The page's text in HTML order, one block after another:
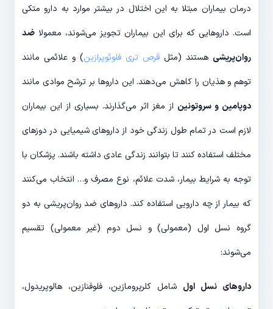
درمان بیماران مبتلا به این اختلال در بیشتر موارد به دارو متکی
است. داروهایی که برای این بیماران تجویز می‌شوند، معمولا ضد
روان‌پریشی هستند (مثل قرص تری فلوئوپرازین) و علائمی مانند
توهم و هذیان را کاهش می‌دهند. این داروها بر ترشح موادی مانند
دوپامین و سروتونین از مغز اثر می‌گذارند. بسیاری از این بیماران
لازم است در تمام طول زندگی خود از داروهای شیمیایی در دوزهای
مختلف استفاده کنند تا بتوانند زندگی عادی داشته باشند. پزشکان با
توجه به شرایط بیمار، شدت علائم، نوع مصرف و… انتخاب می‌کنند
که بیمار از چه دارویی استفاده کند. داروهای ضد روان‌پریشی به دو
گروه نسل اول (معمولی) و نسل دوم (غیر معمولی) تقسیم
می‌شوند:
داروهای نسل اول شامل کلرپرومازین، فلوفنازین، هالوپریدول،